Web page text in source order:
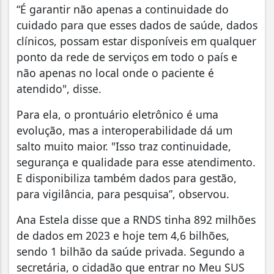
“É garantir não apenas a continuidade do
cuidado para que esses dados de saúde, dados
clínicos, possam estar disponíveis em qualquer
ponto da rede de serviços em todo o país e
não apenas no local onde o paciente é
atendido", disse.
Para ela, o prontuário eletrônico é uma
evolução, mas a interoperabilidade dá um
salto muito maior. "Isso traz continuidade,
segurança e qualidade para esse atendimento.
E disponibiliza também dados para gestão,
para vigilância, para pesquisa”, observou.
Ana Estela disse que a RNDS tinha 892 milhões
de dados em 2023 e hoje tem 4,6 bilhões,
sendo 1 bilhão da saúde privada. Segundo a
secretária, o cidadão que entrar no Meu SUS